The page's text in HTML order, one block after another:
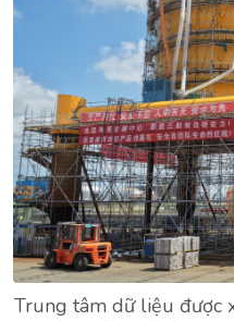
Trung tâm dữ liệu được